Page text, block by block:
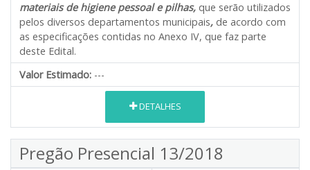
materiais de higiene pessoal e pilhas, que serão utilizados
pelos diversos departamentos municipais, de acordo com
as especificações contidas no Anexo IV, que faz parte
deste Edital.
Valor Estimado: ---
DETALHES
Pregão Presencial 13/2018